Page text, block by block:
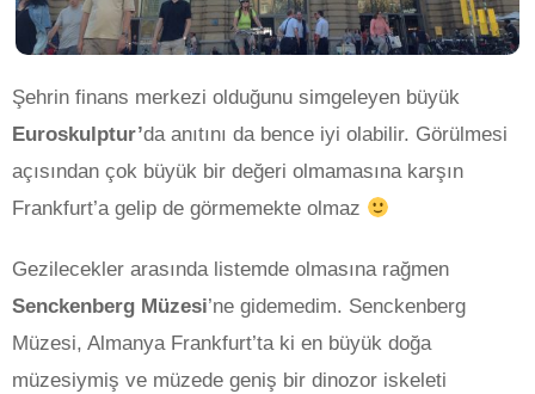
Şehrin finans merkezi olduğunu simgeleyen büyük
Euroskulptur’da anıtını da bence iyi olabilir. Görülmesi
açısından çok büyük bir değeri olmamasına karşın
Frankfurt’a gelip de görmemekte olmaz
Gezilecekler arasında listemde olmasına rağmen
Senckenberg Müzesi’ne gidemedim. Senckenberg
Müzesi, Almanya Frankfurt’ta ki en büyük doğa
müzesiymiş ve müzede geniş bir dinozor iskeleti